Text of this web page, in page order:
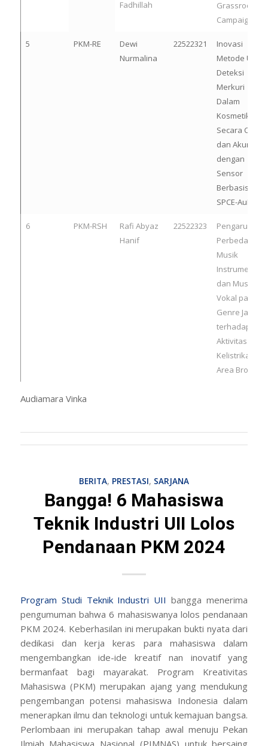
Grassroots
Campaign
Fadhillah
5 PKM-RE
Dewi
Nurmalina
22522321
Inovasi
Metode Untuk
Deteksi
Merkuri
Dalam
Kosmetik
Secara Cepat
dan Akurat
dengan
Sensor
Berbasis
SPCE-AuNPs
6 PKM-RSH
Rafi Abyaz
Hanif
22522323
Pengaruh
Perbedaan
Musik
Instrumental
dan Musik
Vokal pada
Genre Jazz
terhadap
Aktivitas
Kelistrikan
Area Broca
Audiamara Vinka
BERITA, PRESTASI, SARJANA
Bangga! 6 Mahasiswa
Teknik Industri UII Lolos
Pendanaan PKM 2024
Program Studi Teknik Industri UII bangga menerima
pengumuman bahwa 6 mahasiswanya lolos pendanaan
PKM 2024. Keberhasilan ini merupakan bukti nyata dari
dedikasi dan kerja keras para mahasiswa dalam
mengembangkan ide-ide kreatif nan inovatif yang
bermanfaat bagi mayarakat. Program Kreativitas
Mahasiswa (PKM) merupakan ajang yang mendukung
pengembangan potensi mahasiswa Indonesia dalam
menerapkan ilmu dan teknologi untuk kemajuan bangsa.
Perlombaan ini merupakan tahap awal menuju Pekan
Ilmiah Mahasiswa Nasional (PIMNAS) untuk bersaing